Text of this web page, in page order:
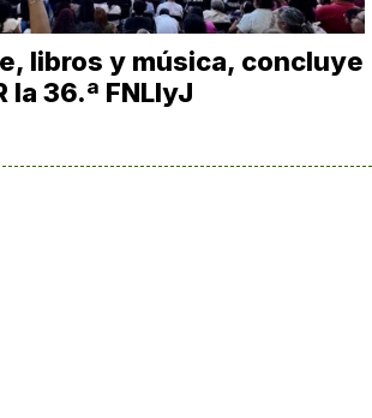
libros y música, concluye
la 36.ª FNLIyJ